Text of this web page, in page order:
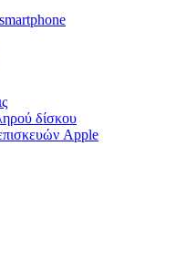
δίσκου
Apple